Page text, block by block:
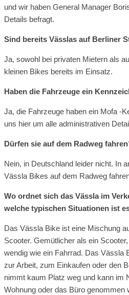
und wir haben General Manager
Details befragt.
Sind bereits Vässlas auf Berliner
Ja, sowohl bei privaten Mietern als
kleinen Bikes bereits im Einsatz.
Haben die Fahrzeuge ein
Ja, die Fahrzeuge haben ein Mofa -
uns hier um alle administrativen
Dürfen sie auf dem Radweg
Nein, in Deutschland leider nicht. In
Vässla Bikes auf dem Radweg
Wo ordnet sich das Vässla im
welche typischen Situationen ist
Das Vässla Bike ist eine Mischung
Scooter. Gemütlicher als ein
wendig wie ein Fahrrad. Das Vässla
zur Arbeit, zum Einkaufen oder den
nimmt kaum Platz weg und kann im
Wohnung oder das Büro genommen